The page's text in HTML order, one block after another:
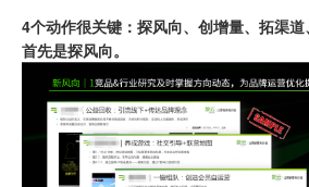
4个动作很关键：探风向、创增量、拓渠道
首先是探风向。